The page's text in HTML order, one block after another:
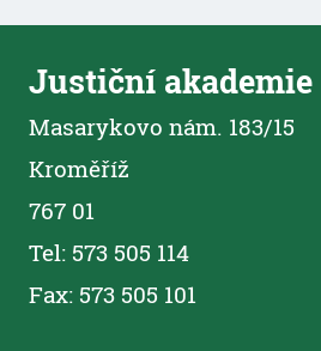
Justiční akademie
Masarykovo nám. 183/15
Kroměříž
767 01
Tel: 573 505 114
Fax: 573 505 101